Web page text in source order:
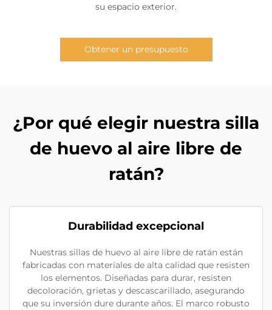
su espacio exterior.
Obtener un presupuesto
¿Por qué elegir nuestra silla
de huevo al aire libre de
ratán?
Durabilidad excepcional
Nuestras sillas de huevo al aire libre de ratán están
fabricadas con materiales de alta calidad que resisten
los elementos. Diseñadas para durar, resisten
decoloración, grietas y descascarillado, asegurando
que su inversión dure durante años. El marco robusto